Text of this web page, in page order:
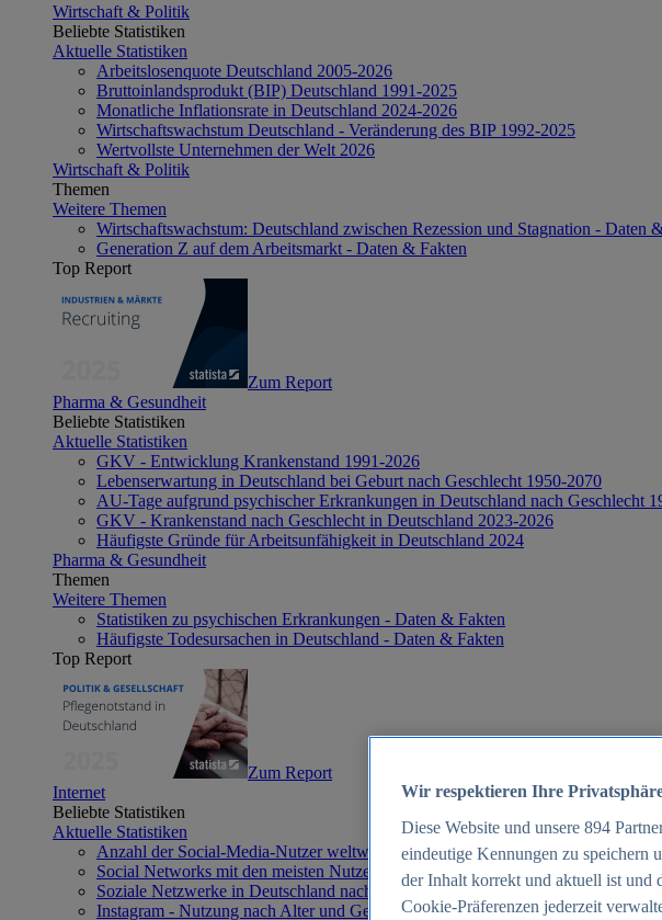
Wirtschaft & Politik
Beliebte Statistiken
Aktuelle Statistiken
Arbeitslosenquote Deutschland 2005-2026
Bruttoinlandsprodukt (BIP) Deutschland 1991-2025
Monatliche Inflationsrate in Deutschland 2024-2026
Wirtschaftswachstum Deutschland - Veränderung des BIP 1992-2025
Wertvollste Unternehmen der Welt 2026
Wirtschaft & Politik
Themen
Weitere Themen
Wirtschaftswachstum: Deutschland zwischen Rezession und Stagnation - Daten
Generation Z auf dem Arbeitsmarkt - Daten & Fakten
Top Report
Zum Report
Pharma & Gesundheit
Beliebte Statistiken
Aktuelle Statistiken
GKV - Entwicklung Krankenstand 1991-2026
Lebenserwartung in Deutschland bei Geburt nach Geschlecht 1950-2070
AU-Tage aufgrund psychischer Erkrankungen in Deutschland nach Geschlecht
GKV - Krankenstand nach Geschlecht in Deutschland 2023-2026
Häufigste Gründe für Arbeitsunfähigkeit in Deutschland 2024
Pharma & Gesundheit
Themen
Weitere Themen
Statistiken zu psychischen Erkrankungen - Daten & Fakten
Häufigste Todesursachen in Deutschland - Daten & Fakten
Top Report
Zum Report
Internet
Beliebte Statistiken
Aktuelle Statistiken
Anzahl der Social-Media-Nutzer weltweit 2012-2025
Social Networks mit den meisten Nutzern weltweit 2025
Soziale Netzwerke in Deutschland nach Generationen 2025
Instagram - Nutzung nach Alter und Geschlecht in Deutschland 2025
Wir respektieren Ihre
Diese Website und unsere 894
eindeutige Kennungen zu speichern
der Inhalt korrekt und aktuell ist und
Cookie-Präferenzen jederzeit